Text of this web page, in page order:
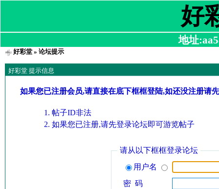
好
地址
好彩堂» 论坛提示
好彩堂 提示信息
如果您已注册会员,请直接在底下框框登陆,如还没注册请
帖子ID非法
如果您已注册,请先登录论坛即可游览帖子
请从以下框框登录论坛
用户名
密 码